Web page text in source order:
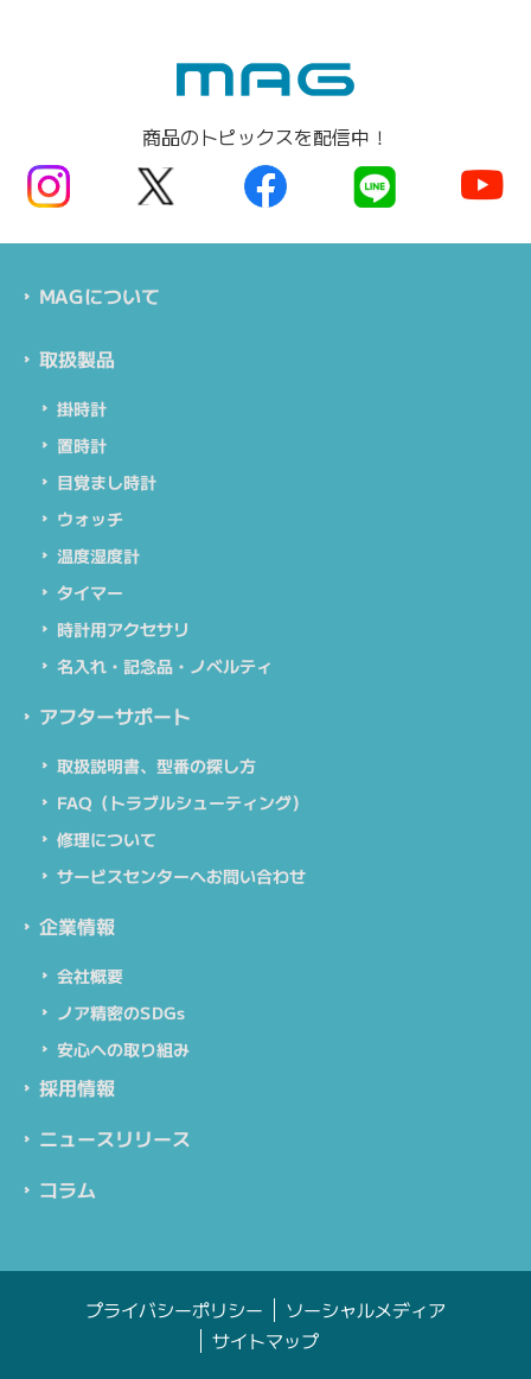
商品のトピックスを配信中！
MAGについて
取扱製品
掛時計
置時計
目覚まし時計
ウォッチ
温度湿度計
タイマー
時計用アクセサリ
名入れ・記念品・ノベルティ
アフターサポート
取扱説明書、型番の探し方
FAQ（トラブルシューティング）
修理について
サービスセンターへお問い合わせ
企業情報
会社概要
ノア精密のSDGs
安心への取り組み
採用情報
ニュースリリース
コラム
プライバシーポリシー ソーシャルメディア
サイトマップ